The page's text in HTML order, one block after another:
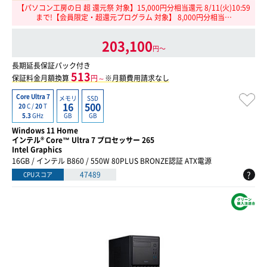
【パソコン工房の日 超 還元祭 対象】15,000円分相当還元 8/11(火)10:59
まで!【会員限定・超還元プログラム 対象】 8,000円分相当…
203,100円〜
長期延長保証パック付き
保証料金月額換算513円～※月額費用請求なし
Core Ultra 7
20C /20T
5.3GHz
メモリ
16
GB
SSD
500
GB
Windows 11 Home
インテル® Core™ Ultra 7 プロセッサー 265
Intel Graphics
16GB / インテル B860 / 550W 80PLUS BRONZE認証 ATX電源
CPUスコア 47489 ?